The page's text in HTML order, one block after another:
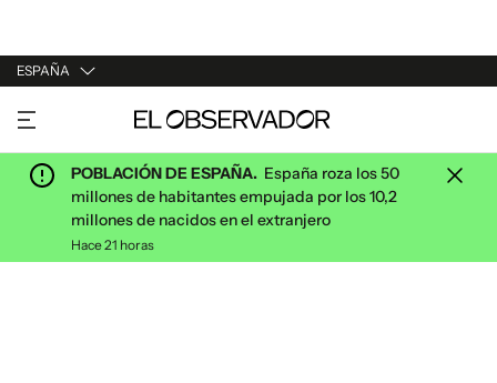
ESPAÑA
URUGUAY
ARGENTINA
ESPAÑA
ESTADOS UNIDOS
POBLACIÓN DE ESPAÑA. España roza los 50
millones de habitantes empujada por los 10,2
millones de nacidos en el extranjero
Hace 21 horas